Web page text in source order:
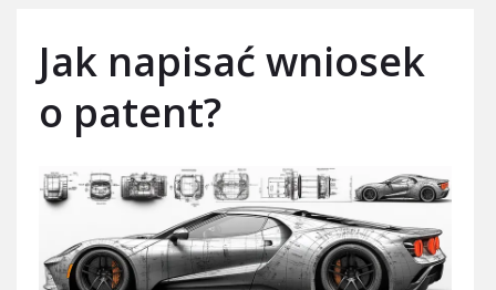
Jak napisać wniosek
o patent?